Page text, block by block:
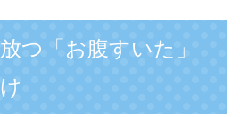
つ「お腹すいた」